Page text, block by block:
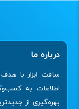
درباره ما
سافت ابزار با هدف
اطلاعات به
بهره‌گیری از